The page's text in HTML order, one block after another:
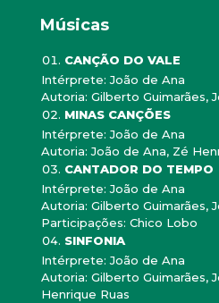
Músicas
CANÇÃO DO VALE
Intérprete: João de Ana
Autoria: Gilberto Guimarães,
MINAS CANÇÕES
Intérprete: João de Ana
Autoria: João de Ana, Zé
CANTADOR DO TEMPO
Intérprete: João de Ana
Autoria: Gilberto Guimarães,
Participações: Chico Lobo
SINFONIA
Intérprete: João de Ana
Autoria: Gilberto Guimarães,
Henrique Ruas